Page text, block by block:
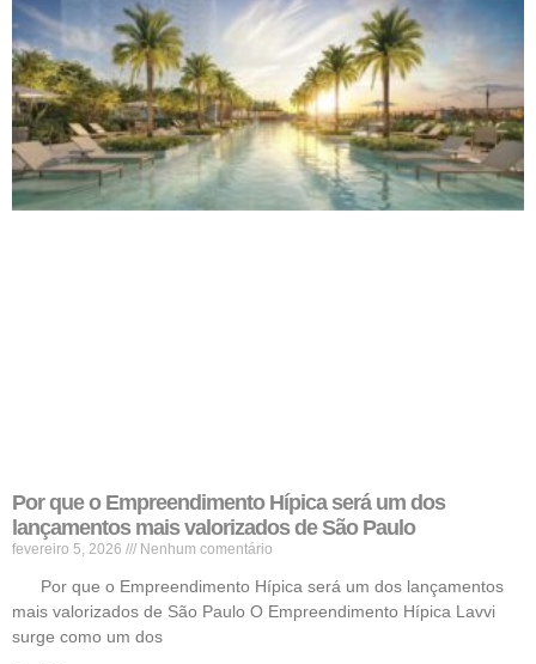
Por que o Empreendimento Hípica será um dos
lançamentos mais valorizados de São Paulo
fevereiro 5, 2026 Nenhum comentário
Por que o Empreendimento Hípica será um dos lançamentos
mais valorizados de São Paulo O Empreendimento Hípica Lavvi
surge como um dos